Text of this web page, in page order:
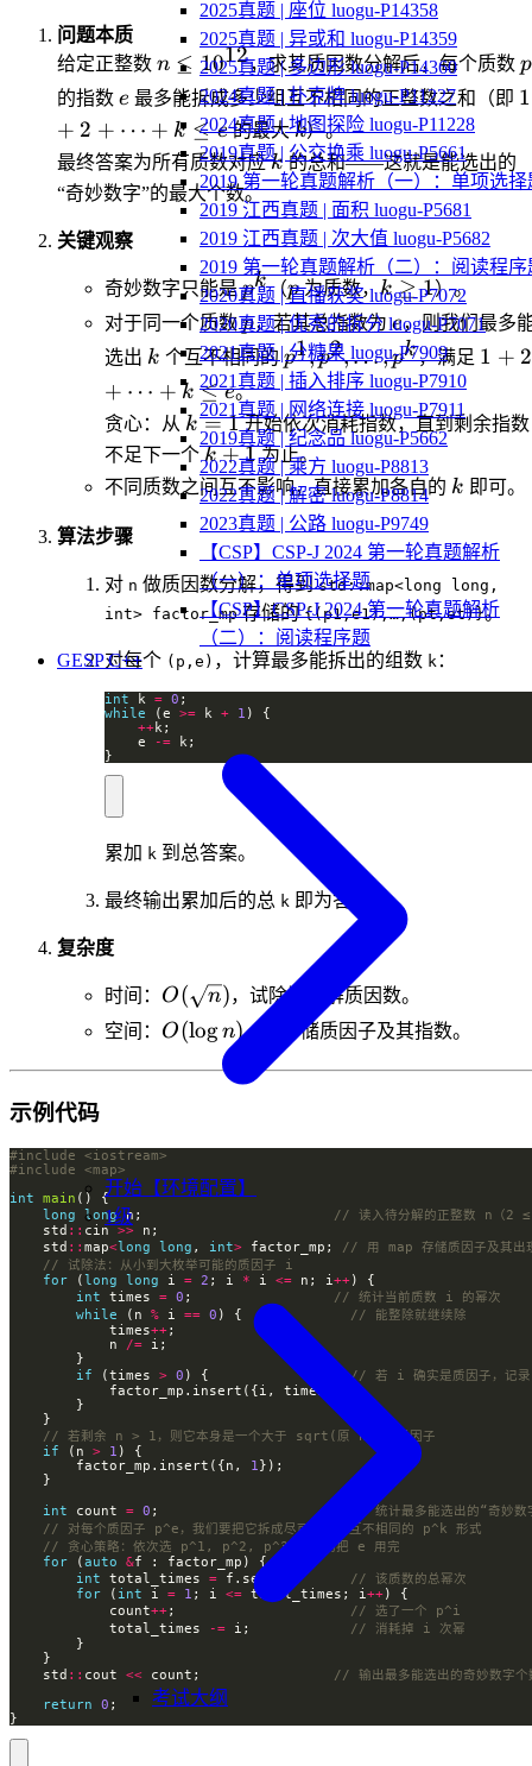
2025真题 | 座位 luogu-P14358
2025真题 | 异或和 luogu-P14359
2025真题 | 多边形 luogu-P14360
2024真题 | 扑克牌 luogu-P11227
2024真题 | 地图探险 luogu-P11228
2019真题 | 公交换乘 luogu-P5661
2019 第一轮真题解析（一）：单项选择
2019 江西真题 | 面积 luogu-P5681
2019 江西真题 | 次大值 luogu-P5682
2019 第一轮真题解析（二）：阅读程序
2020真题 | 直播获奖 luogu-P7072
2020真题 | 优秀的拆分 luogu-P7071
2021真题 | 分糖果 luogu-P7909
2021真题 | 插入排序 luogu-P7910
2021真题 | 网络连接 luogu-P7911
2019真题 | 纪念品 luogu-P5662
2022真题 | 乘方 luogu-P8813
2022真题 | 解密 luogu-P8814
2023真题 | 公路 luogu-P9749
【CSP】CSP-J 2024 第一轮真题解析
（一）：单项选择题
【CSP】CSP-J 2024 第一轮真题解析
（二）：阅读程序题
GESP C++
开始【环境配置】
1级
考试大纲
问题本质
给定正整数 n\le
10^{12}
n ≤ 1012，求其质因数分解后，每个质数 p
p
的指数 e
e 最多能拆成多少组互不相同的正整数之和（即 1
+ 2 + ⋯ + k ≤ e的最大k
k）。
最终答案为所有质数对应k
k的总和——这就是能选出的
“奇妙数字”的最大个数。
关键观察
奇妙数字只能是p^k
pk（p
p为质数，k\ge
1
k ≥ 1）。
对于同一个质数p
p，若其总指数为e
e，则我们最多
选出 k
k 个互不相同的p^1,p^2,\dots,p^k
p1,p2,…,pk，满足 1 + 2
+ ⋯ + k ≤ e。
贪心：从 k=1
k = 1开始依次消耗指数，直到剩余指数
不足下一个 k+1
k +1为止。
不同质数之间互不影响，直接累加各自的 k
k 即可。
算法步骤
对 n 做质因数分解，得到std::map<long long,
int> factor_mp存储的{(p1,e1),…,(pt,et)}。
对每个 (p,e) ，计算最多能拆出的组数 k ：
int k = 0
while (e >= k + 1
++
    e
-=
}
累加 k 到总答案。
最终输出累加后的总 k 即为答案。
复杂度
时间： O(\sqrt{n})
O( n)，试除法分解质因数。
空间： O(\log
O(logn)，仅存储质因子及其指数。
示例代码
#include
<iostream>
#include
<map>
int
main
long
long n;
    std
:: cin >>
    std
:: map<long long , int> factor_mp;
for ( long long i = 2 ; i * i <= n; i ++
int times = 0 ;
while (n % i == 0 ) {
            times
++
            n
/=
if (times > 0 ) {
if (n > 1
        factor_mp.insert({n,
1
int count = 0 ;
for ( auto &
int total_times = f.second;
for ( int i = 1 ; i <= total_times; i ++
            count
++;
            total_times
-= i;
    std
:: cout << count;
return 0
}